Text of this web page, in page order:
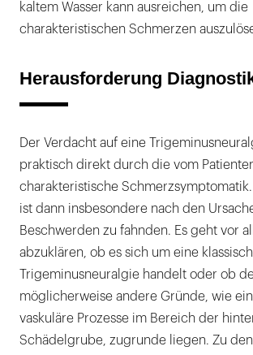
kaltem Wasser kann ausreichen, um die
charakteristischen Schmerzen
Herausforderung
Der Verdacht auf eine
praktisch direkt durch die vom
charakteristische
ist dann insbesondere nach den
Beschwerden zu fahnden. Es geht vor
abzuklären, ob es sich um eine
Trigeminusneuralgie handelt oder ob
möglicherweise andere Gründe, wie
vaskuläre Prozesse im Bereich der
Schädelgrube, zugrunde liegen. Zu